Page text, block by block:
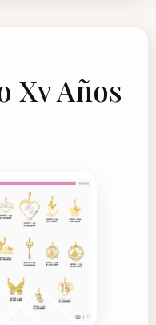
Xv Años